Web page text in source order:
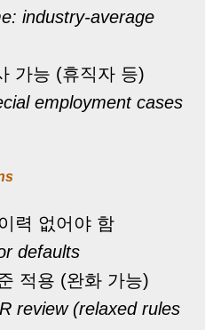
industry-average
가능 (휴직자 등)
employment cases
력 없어야 함
defaults
적용 (완화 가능)
review (relaxed rules